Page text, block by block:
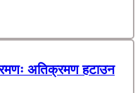
अतिक्रमण हटाउन